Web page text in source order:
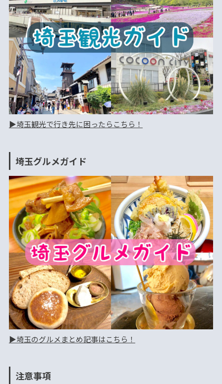
▶︎埼玉観光で行き先に困ったらこちら！
埼玉グルメガイド
▶︎埼玉のグルメまとめ記事はこちら！
注意事項